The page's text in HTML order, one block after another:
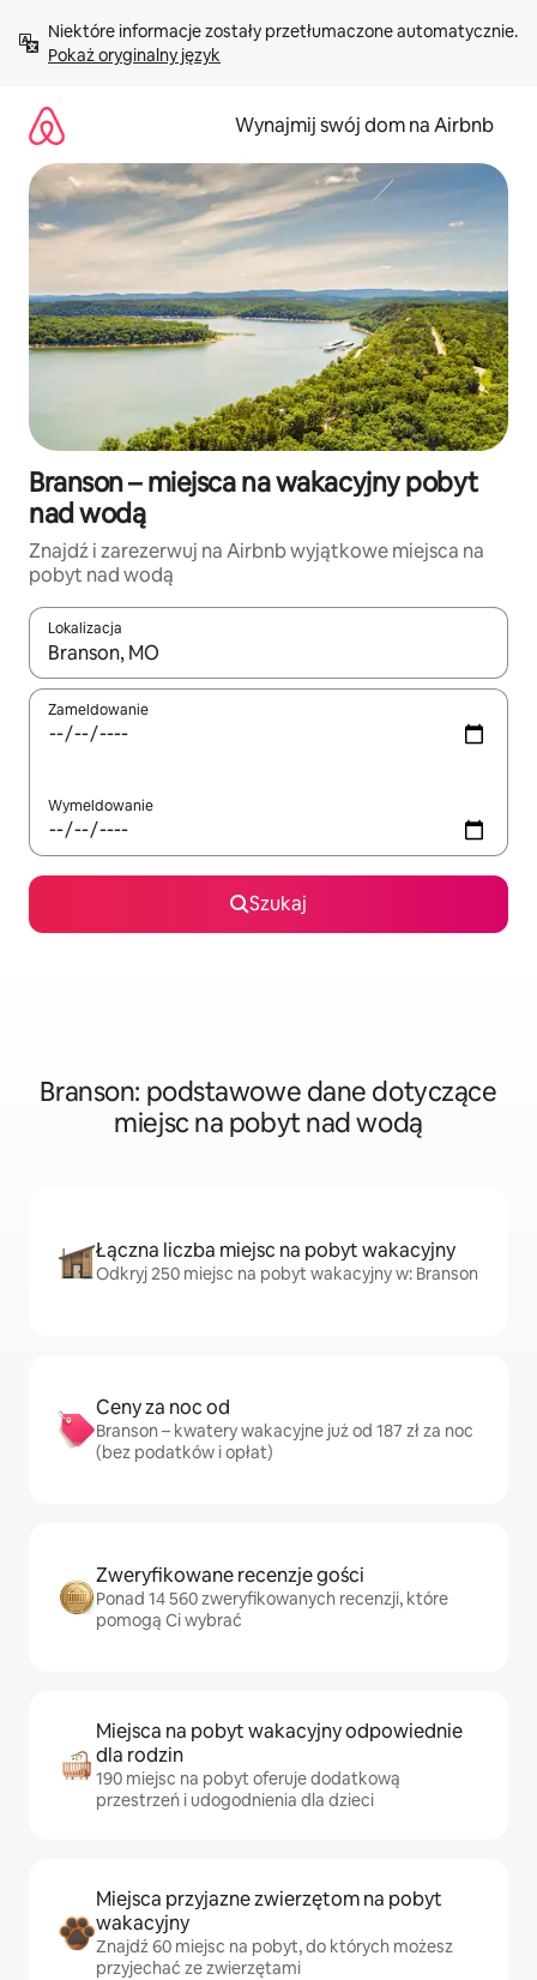
treści Pokaż oryginalny język
Wynajmij swój dom na Airbnb
Branson – miejsca na wakacyjny pobyt
nad wodą
Znajdź i zarezerwuj na Airbnb wyjątkowe miejsca na
pobyt nad wodą
Lokalizacja
Gdy wyniki będą dostępne, możesz poruszać się po nich za
Zameldowanie
Wymeldowanie
Szukaj
Branson: podstawowe dane dotyczące
miejsc na pobyt nad wodą
Łączna liczba miejsc na pobyt wakacyjny
Odkryj 250 miejsc na pobyt wakacyjny w: Branson
Ceny za noc od
Branson – kwatery wakacyjne już od 187 zł za noc
(bez podatków i opłat)
Zweryfikowane recenzje gości
Ponad 14 560 zweryfikowanych recenzji, które
pomogą Ci wybrać
Miejsca na pobyt wakacyjny odpowiednie
dla rodzin
190 miejsc na pobyt oferuje dodatkową
przestrzeń i udogodnienia dla dzieci
Miejsca przyjazne zwierzętom na pobyt
wakacyjny
Znajdź 60 miejsc na pobyt, do których możesz
przyjechać ze zwierzętami